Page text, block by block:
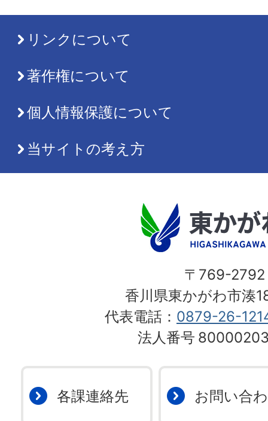
リンクについて
著作権について
個人情報保護について
当サイトの考え方
〒769-2792
香川県東かがわ市湊
代表電話： 0879-26-
法人番号
各課連絡先 お問い合